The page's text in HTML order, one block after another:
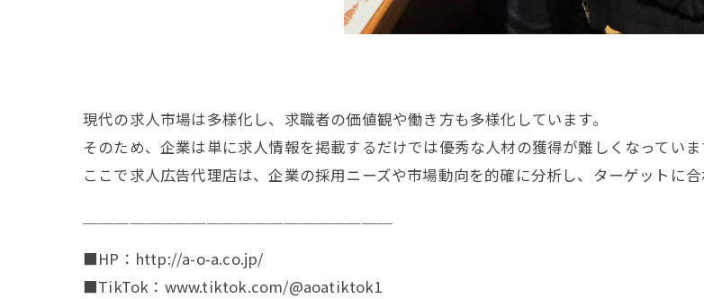
現代の求人市場は多様化し、求職者の価値観や働き方も多様化しています。
そのため、企業は単に求人情報を掲載するだけでは優秀な人材の獲得が難しくなっていま
ここで求人広告代理店は、企業の採用ニーズや市場動向を的確に分析し、ターゲットに
￣￣￣￣￣￣￣￣￣￣￣￣￣￣￣￣￣￣￣￣
■HP：http://a-o-a.co.jp/
■TikTok：www.tiktok.com/@aoatiktok1